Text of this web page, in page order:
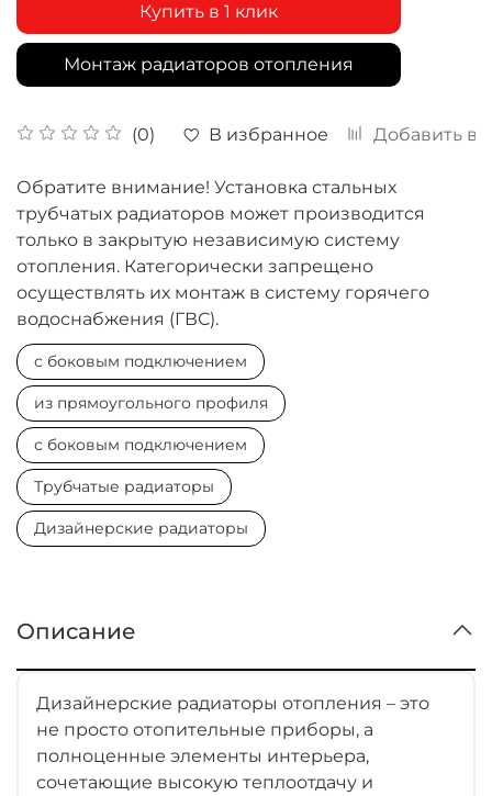
(0) В избранное Добавить в
Купить в 1 клик
Монтаж радиаторов отопления
Обратите внимание! Установка стальных
трубчатых радиаторов может производится
только в закрытую независимую систему
отопления. Категорически запрещено
осуществлять их монтаж в систему горячего
водоснабжения (ГВС).
с боковым подключением
из прямоугольного профиля
с боковым подключением
Трубчатые радиаторы
Дизайнерские радиаторы
Описание
Дизайнерские радиаторы отопления – это
не просто отопительные приборы, а
полноценные элементы интерьера,
сочетающие высокую теплоотдачу и